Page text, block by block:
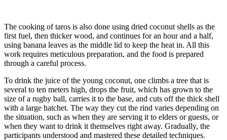
The cooking of taros is also done using dried coconut shells as the
first fuel, then thicker wood, and continues for an hour and a half,
using banana leaves as the middle lid to keep the heat in. All this
work requires meticulous preparation, and the food is prepared
through a careful process.
To drink the juice of the young coconut, one climbs a tree that is
several to ten meters high, drops the fruit, which has grown to the
size of a rugby ball, carries it to the base, and cuts off the thick shell
with a large hatchet. The way they cut the rind varies depending on
the situation, such as when they are serving it to elders or guests, or
when they want to drink it themselves right away. Gradually, the
participants understood and mastered these detailed techniques.